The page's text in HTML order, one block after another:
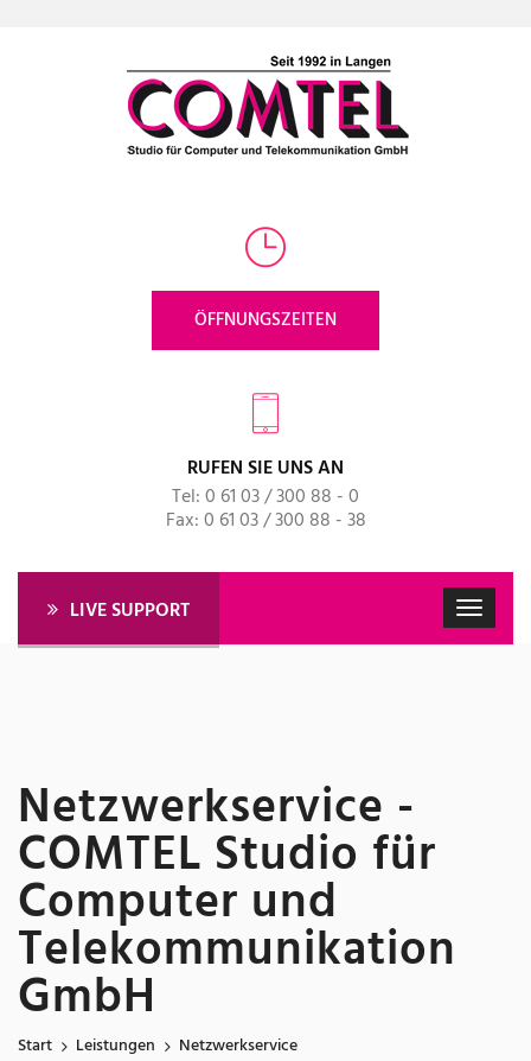
ÖFFNUNGSZEITEN
RUFEN SIE UNS AN
Tel: 0 61 03 / 300 88 - 0
Fax: 0 61 03 / 300 88 - 38
LIVE SUPPORT
Netzwerkservice -
COMTEL Studio für
Computer und
Telekommunikation
GmbH
Start Leistungen Netzwerkservice